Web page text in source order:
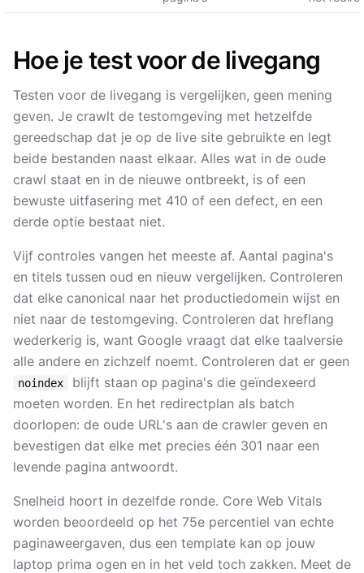
Hoe je test voor de livegang
Testen voor de livegang is vergelijken, geen mening
geven. Je crawlt de testomgeving met hetzelfde
gereedschap dat je op de live site gebruikte en legt
beide bestanden naast elkaar. Alles wat in de oude
crawl staat en in de nieuwe ontbreekt, is of een
bewuste uitfasering met 410 of een defect, en een
derde optie bestaat niet.
Vijf controles vangen het meeste af. Aantal pagina's
en titels tussen oud en nieuw vergelijken. Controleren
dat elke canonical naar het productiedomein wijst en
niet naar de testomgeving. Controleren dat hreflang
wederkerig is, want Google vraagt dat elke taalversie
alle andere en zichzelf noemt. Controleren dat er geen
noindex
blijft staan op pagina's die geïndexeerd
moeten worden. En het redirectplan als batch
doorlopen: de oude URL's aan de crawler geven en
bevestigen dat elke met precies één 301 naar een
levende pagina antwoordt.
Snelheid hoort in dezelfde ronde. Core Web Vitals
worden beoordeeld op het 75e percentiel van echte
paginaweergaven, dus een template kan op jouw
laptop prima ogen en in het veld toch zakken. Meet de